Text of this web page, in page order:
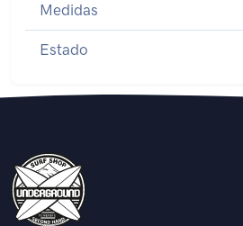
Medidas
Estado